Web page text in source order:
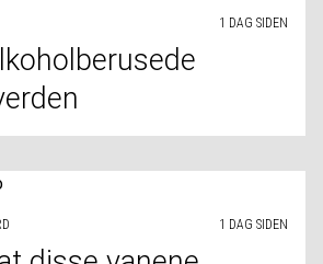
1 DAG SIDEN
1 DAG SIDEN